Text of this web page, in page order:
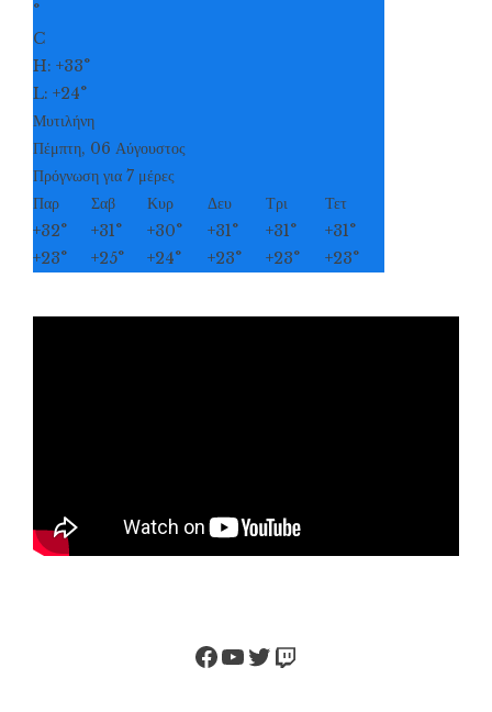
°
C
H: +33°
L: +24°
Μυτιλήνη
Πέμπτη, 06 Αύγουστος
Πρόγνωση για 7 μέρες
Παρ
Σαβ Κυρ Δευ Τρι
Τετ
+32° +31° +30° +31° +31° +31°
+23° +25° +24° +23° +23° +23°
Facebook
YouTube
Twitter
Twitch